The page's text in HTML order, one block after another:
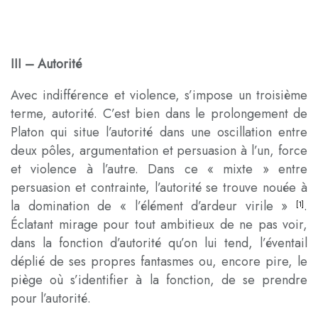
III –Autorité
Avec indifférence et violence, s’impose un troisième
terme, autorité. C’est bien dans le prolongement de
Platon qui situe l’autorité dans une oscillation entre
deux pôles, argumentation et persuasion à l’un, force
et violence à l’autre. Dans ce « mixte » entre
persuasion et contrainte, l’autorité se trouve nouée à
la domination de « l’élément d’ardeur virile »
[1].
Éclatant mirage pour tout ambitieux de ne pas voir,
dans la fonction d’autorité qu’on lui tend, l’éventail
déplié de ses propres fantasmes ou, encore pire, le
piège où s’identifier à la fonction, de se prendre
pour l’autorité.